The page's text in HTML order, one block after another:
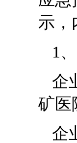
示，
1
企
矿医
企